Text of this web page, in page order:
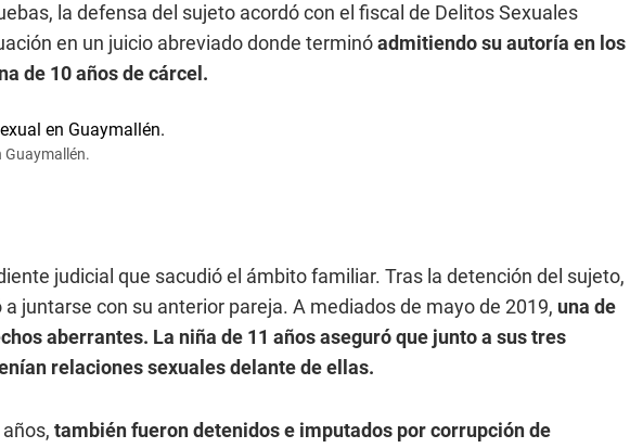
la defensa del sujeto acordó con el fiscal de Delitos Sexuales
en un juicio abreviado donde terminóadmitiendo su autoría en los
de 10 años de cárcel.
Guaymallén.
judicial que sacudió el ámbito familiar. Tras la detención del sujeto,
juntarse con su anterior pareja. A mediados de mayo de 2019, una de
aberrantes. La niña de 11 años aseguró que junto a sus tres
relaciones sexuales delante de ellas.
también fueron detenidos e imputados por corrupción de